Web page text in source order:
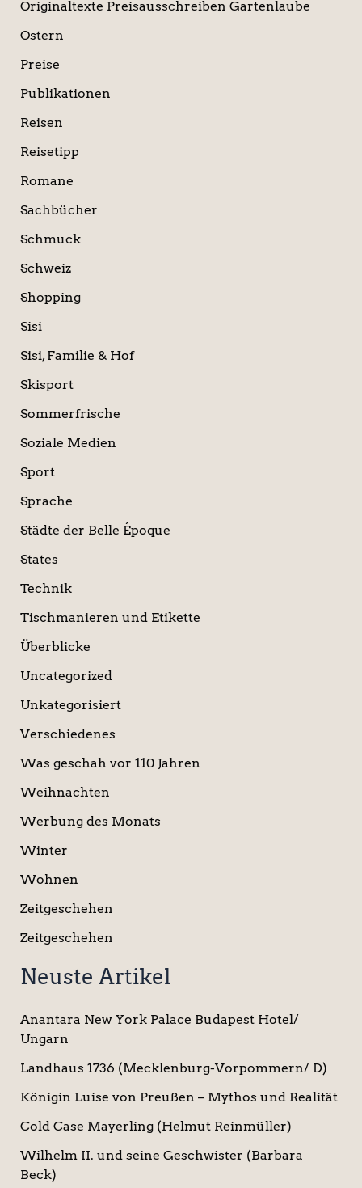
Originaltexte Preisausschreiben Gartenlaube
Ostern
Preise
Publikationen
Reisen
Reisetipp
Romane
Sachbücher
Schmuck
Schweiz
Shopping
Sisi
Sisi, Familie & Hof
Skisport
Sommerfrische
Soziale Medien
Sport
Sprache
Städte der Belle Époque
States
Technik
Tischmanieren und Etikette
Überblicke
Uncategorized
Unkategorisiert
Verschiedenes
Was geschah vor 110 Jahren
Weihnachten
Werbung des Monats
Winter
Wohnen
Zeitgeschehen
Zeitgeschehen
Neuste Artikel
Anantara New York Palace Budapest Hotel/
Ungarn
Landhaus 1736 (Mecklenburg-Vorpommern/ D)
Königin Luise von Preußen – Mythos und Realität
Cold Case Mayerling (Helmut Reinmüller)
Wilhelm II. und seine Geschwister (Barbara
Beck)